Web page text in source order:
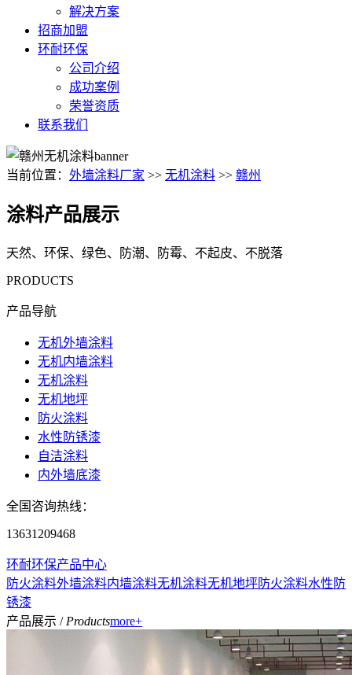
解决方案
招商加盟
环耐环保
公司介绍
成功案例
荣誉资质
联系我们
当前位置： 外墙涂料厂家 >> 无机涂料 >> 赣州
涂料产品展示
天然、环保、绿色、防潮、防霉、不起皮、不脱落
PRODUCTS
产品导航
无机外墙涂料
无机内墙涂料
无机涂料
无机地坪
防火涂料
水性防锈漆
自洁涂料
内外墙底漆
全国咨询热线：
13631209468
环耐环保产品中心
防火涂料外墙涂料内墙涂料无机涂料无机地坪防火涂料水性防
锈漆
产品展示 / Productsmore+